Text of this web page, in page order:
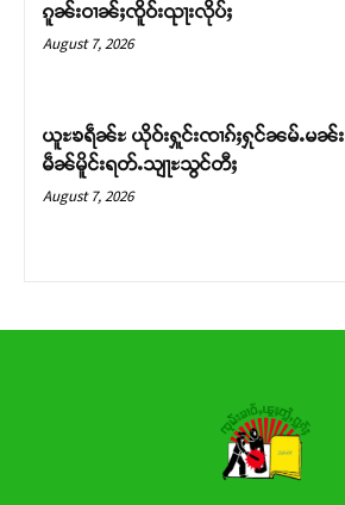
Donate Now
ၵူၼ်းဝၢၼ်ႈၸိူဝ်းၺႃးလိုပ်ႈ
August 7, 2026
ယူႊၶရဵၼ်ႊ ယိုဝ်းႁူင်းၸၢၵ်ႈႁုင်ၼမ်ႉမၼ်း
မဵၼ်မိူင်းရတ်ႉသျႃႊသွင်တီႈ
August 7, 2026